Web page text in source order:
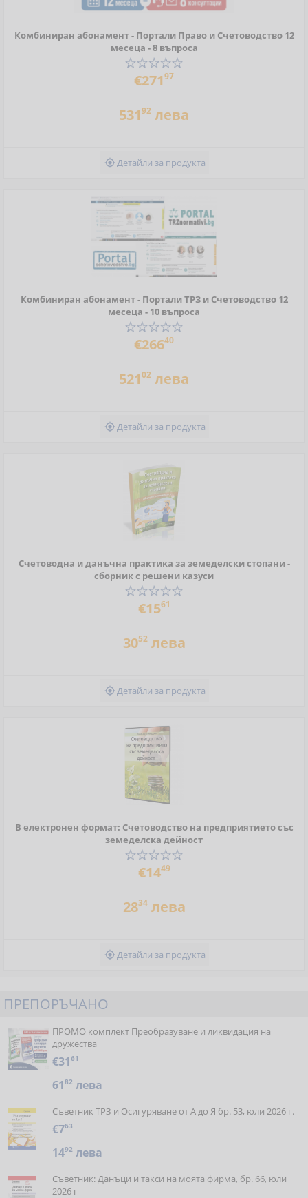
Комбиниран абонамент - Портали Право и Счетоводство 12
месеца - 8 въпроса
€27197
53192 лева
Детайли за продукта
Комбиниран абонамент - Портали ТРЗ и Счетоводство 12
месеца - 10 въпроса
€26640
52102 лева
Детайли за продукта
Счетоводна и данъчна практика за земеделски стопани -
сборник с решени казуси
€1561
3052лева
Детайли за продукта
В електронен формат: Счетоводство на предприятието със
земеделска дейност
€1449
2834лева
Детайли за продукта
ПРЕПОРЪЧАНО
ПРОМО комплект Преобразуване и ликвидация на
дружества
€3161
6182 лева
Съветник ТРЗ и Осигуряване от А до Я бр. 53, юли 2026 г.
€763
1492 лева
Съветник: Данъци и такси на моята фирма, бр. 66, юли
2026 г